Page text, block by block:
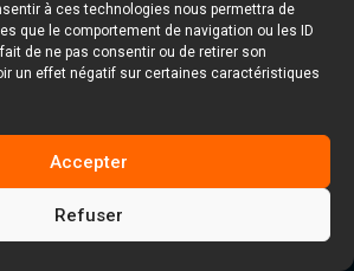
à ces technologies nous permettra de
que le comportement de navigation ou les ID
de ne pas consentir ou de retirer son
un effet négatif sur certaines caractéristiques
Accepter
Refuser